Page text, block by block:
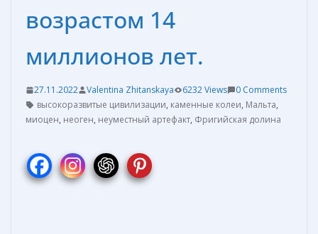
возрастом 14
миллионов лет.
27.11.2022 Valentina Zhitanskaya 6232 Views
0 Comments
высокоразвитые цивилизации, каменные колеи, Мальта,
миоцен, неоген, неуместный артефакт, Фригийская долина